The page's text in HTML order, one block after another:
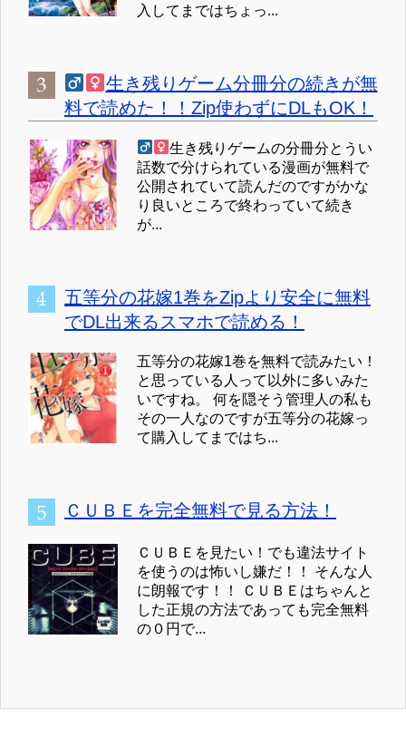
入してまではちょっ...
生き残りゲーム分冊分の続きが無
料で読めた！！Zip使わずにDLもOK！
生き残りゲームの分冊分とうい
話数で分けられている漫画が無料で
公開されていて読んだのですがかな
り良いところで終わっていて続き
が...
五等分の花嫁1巻をZipより安全に無料
でDL出来るスマホで読める！
五等分の花嫁1巻を無料で読みたい！
と思っている人って以外に多いみた
いですね。 何を隠そう管理人の私も
その一人なのですが五等分の花嫁っ
て購入してまではち...
ＣＵＢＥを完全無料で見る方法！
ＣＵＢＥを見たい！でも違法サイト
を使うのは怖いし嫌だ！！ そんな人
に朗報です！！ ＣＵＢＥはちゃんと
した正規の方法であっても完全無料
の０円で...